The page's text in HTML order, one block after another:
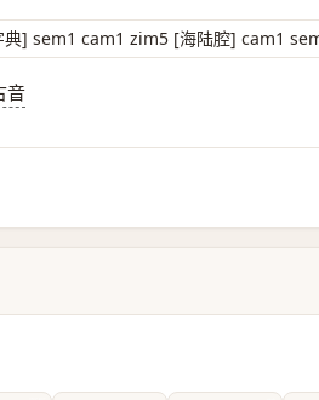
典] sem1 cam1 zim5 [海陆腔] cam1
音